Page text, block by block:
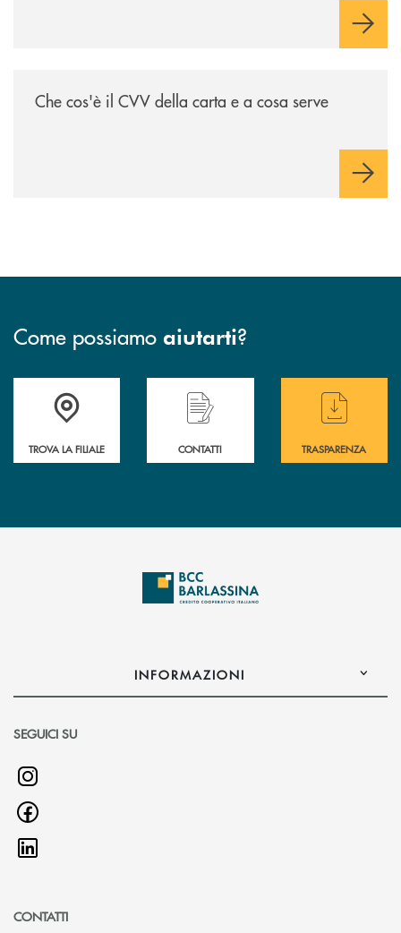
Che cos'è il CVV della carta e a cosa serve
Come possiamo aiutarti?
Accedi all' elenco completo delle filiali di BCC Barlassina.
TROVA LA FILIALE
Hai bisogno di assistenza immediata ?
CONTATTI
Hai bisogno di
TRASPARENZA
INFORMAZIONI
SEGUICI SU
CONTATTI